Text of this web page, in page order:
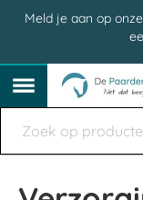
Meld je aan op onze